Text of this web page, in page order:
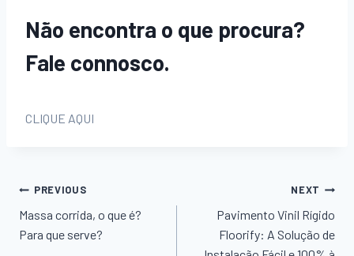
Não encontra o que procura?
Fale connosco.
CLIQUE AQUI
Navegação
de
PREVIOUS
Massa corrida, o que é?
Para que serve?
NEXT
Pavimento Vinil Rígido
Floorify: A Solução de